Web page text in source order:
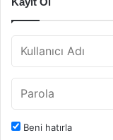
Beni hatırla